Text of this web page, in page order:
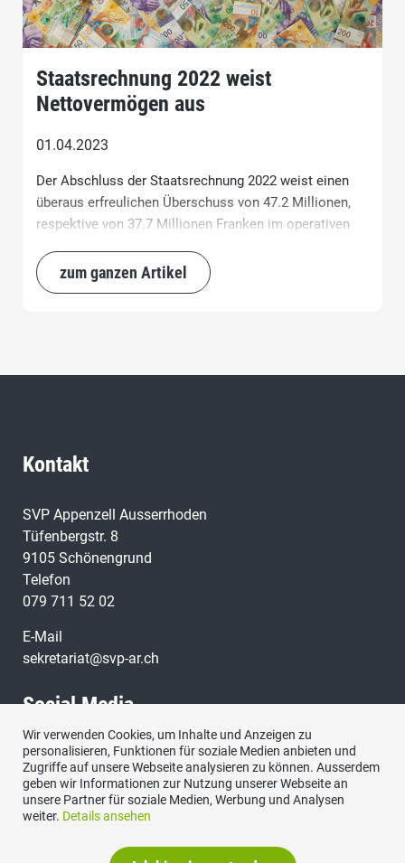
Staatsrechnung 2022 weist
Nettovermögen aus
01.04.2023
Der Abschluss der Staatsrechnung 2022 weist einen
überaus erfreulichen Überschuss von 47.2 Millionen,
respektive von 37.7 Millionen Franken im operativen
deutlich höher aus, als die erwarteten 22 Millionen
Franken womit der Kanton nun ein Nettovermögen
zum ganzen Artikel
Kontakt
SVP Appenzell Ausserrhoden
Tüfenbergstr. 8
9105 Schönengrund
Telefon
079 711 52 02
E-Mail
sekretariat@svp-ar.ch
Social Media
Wir verwenden Cookies, um Inhalte und Anzeigen zu
personalisieren, Funktionen für soziale Medien anbieten und
Zugriffe auf unsere Webseite analysieren zu können. Ausserdem
geben wir Informationen zur Nutzung unserer Webseite an
unsere Partner für soziale Medien, Werbung und Analysen
weiter. Details ansehen